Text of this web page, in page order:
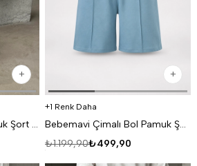
Suyeşili Çimalı Bol Pamuk Şort SC
1 Renk Daha
Bebemavi Çimalı Bol Pamuk Şort SC
₺499,90
₺1.199,90